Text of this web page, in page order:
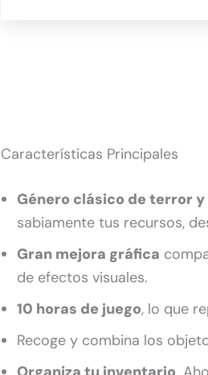
Características Principales
Género clásico de terror
sabiamente tus recursos,
Gran mejora gráfica
de efectos visuales.
10 horas de juego, lo que
Recoge y combina los